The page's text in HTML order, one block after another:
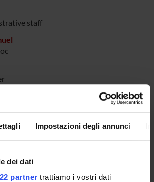
Impostazioni degli annunci
dei dati
partner trattiamo i vostri dati
staff